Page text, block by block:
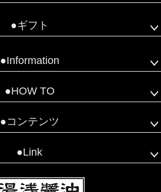
●ギフト
●Information
●HOW TO
●コンテンツ
●Link